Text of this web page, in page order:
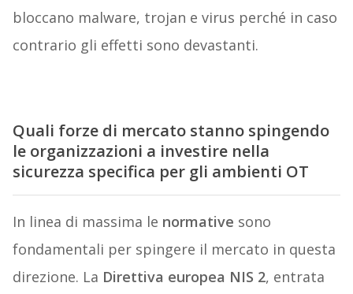
bloccano malware, trojan e virus perché in caso
contrario gli effetti sono devastanti.
Quali forze di mercato stanno spingendo
le organizzazioni a investire nella
sicurezza specifica per gli ambienti OT
In linea di massima le normative sono
fondamentali per spingere il mercato in questa
direzione. La Direttiva europea NIS 2, entrata